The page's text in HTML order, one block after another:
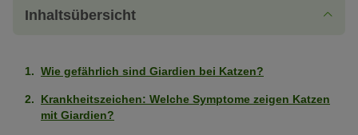
Inhaltsübersicht
Wie gefährlich sind Giardien bei Katzen?
Krankheitszeichen: Welche Symptome zeigen Katzen
mit Giardien?